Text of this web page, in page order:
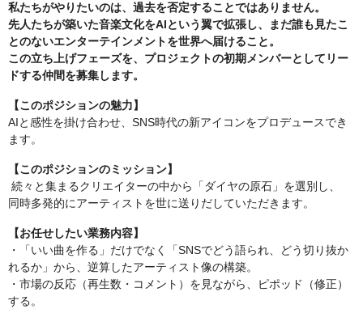
私たちがやりたいのは、過去を否定することではありません。
先人たちが築いた音楽文化をAIという翼で拡張し、まだ誰も見たこ
とのないエンターテインメントを世界へ届けること。
この立ち上げフェーズを、プロジェクトの初期メンバーとしてリー
ドする仲間を募集します。
【このポジションの魅力】
AIと感性を掛け合わせ、SNS時代の新アイコンをプロデュースでき
ます。
【このポジションのミッション】
続々と集まるクリエイターの中から「ダイヤの原石」を選別し、
同時多発的にアーティストを世に送りだしていただきます。
【お任せしたい業務内容】
・「いい曲を作る」だけでなく「SNSでどう語られ、どう切り抜か
れるか」から、逆算したアーティスト像の構築。
・市場の反応（再生数・コメント）を見ながら、ピポッド（修正）
する。